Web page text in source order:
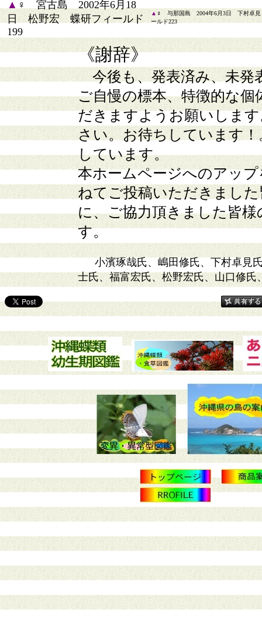
▲ ♀ 宮古島 2002年6月18
日 松野宏 蝶研フィールド
199
▲ ♀ 与那国島 2004年6月3日 下村卓
ールド223
《謝辞》
今後も、発表済み、未発
ご自慢の標本、特徴的な
だきますようお願いしま
さい。お待ちしています
しています。
本ホームページへのアッ
ねてご投稿いただきまし
に、ご協力頂きました皆
す。
小濱琢哉氏、嶋田修氏、下村卓見
士氏、福富宏氏、松野宏氏、山口修氏